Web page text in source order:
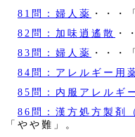
81問：婦人薬 ・・・
82問：加味逍遙散 ・
83問：婦人薬 ・・・
84問：アレルギー用
85問：内服アレルギ
86問：漢方処方製剤
「やや難」。